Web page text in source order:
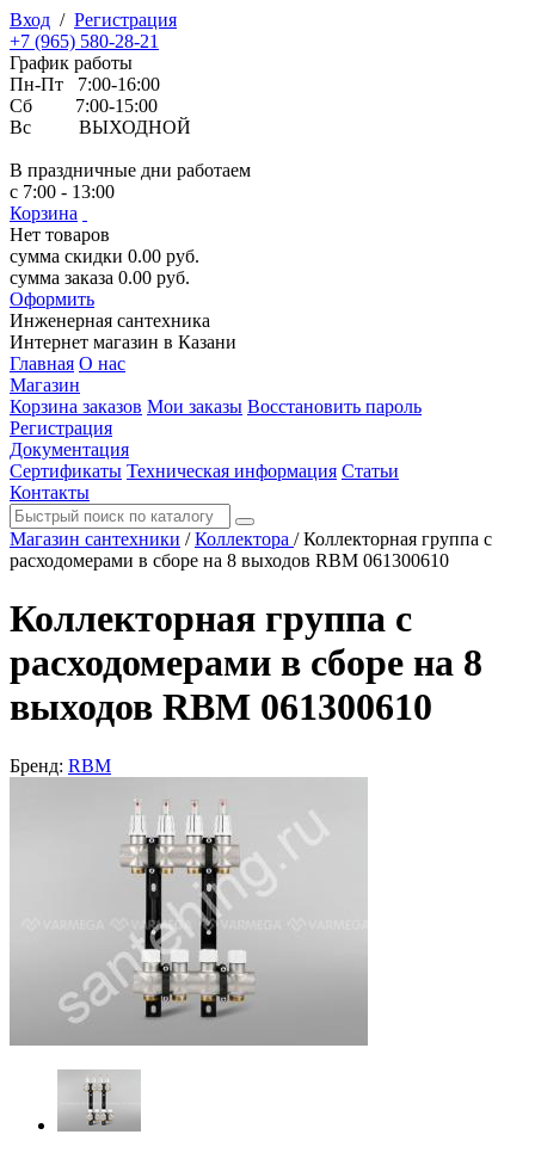
Вход / Регистрация
+7 (965) 580-28-21
График работы
Пн-Пт 7:00-16:00
Сб 7:00-15:00
Вс ВЫХОДНОЙ
В праздничные дни работаем
с 7:00 - 13:00
Корзина
Нет товаров
сумма скидки 0.00 руб.
сумма заказа 0.00 руб.
Оформить
Инженерная сантехника
Интернет магазин в Казани
Главная О нас
Магазин
Корзина заказов Мои заказы Восстановить пароль
Регистрация
Документация
Сертификаты Техническая информация Статьи
Контакты
Магазин сантехники / Коллектора / Коллекторная группа с
расходомерами в сборе на 8 выходов RBM 061300610
Коллекторная группа с
расходомерами в сборе на 8
выходов RBM 061300610
Бренд: RBM